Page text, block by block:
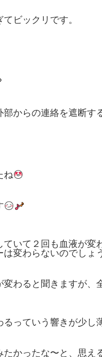
ビックリです。
からの連絡を遮断す
ね
いて２回も血液が
変わらないのでしょ
わると聞きますが、
るっていう響きが少し
かったな〜と、思